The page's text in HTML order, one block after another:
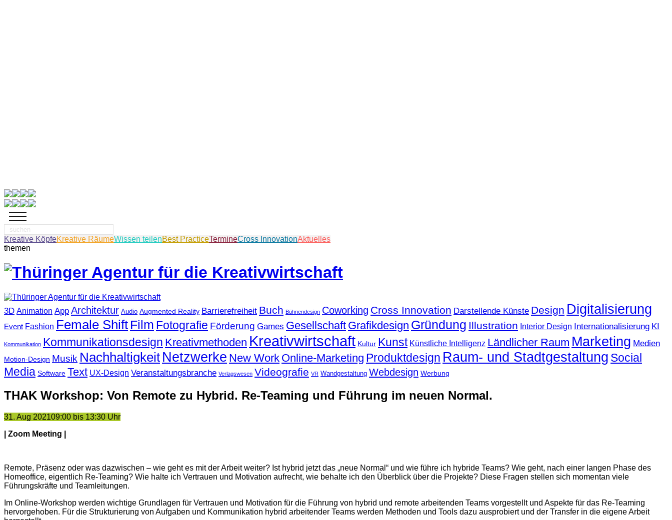
Suche
nach:
Kreative KöpfeKreative RäumeWissen teilenBest PracticeTermineCross InnovationAktuelles
themen
3D Animation App Architektur Audio Augmented Reality Barrierefreiheit Buch Bühnendesign Coworking Cross Innovation Darstellende Künste Design Digitalisierung
Event Fashion Female Shift Film Fotografie Förderung Games Gesellschaft Grafikdesign Gründung Illustration Interior Design Internationalisierung KI
Kommunikation Kommunikationsdesign Kreativmethoden Kreativwirtschaft Kultur Kunst Künstliche Intelligenz Ländlicher Raum Marketing Medien
Motion-Design Musik Nachhaltigkeit Netzwerke New Work Online-Marketing Produktdesign Raum- und Stadtgestaltung Social
Media Software Text UX-Design Veranstaltungsbranche Verlagswesen Videografie VR Wandgestaltung Webdesign Werbung
THAK Workshop: Von Remote zu Hybrid. Re-Teaming und Führung im neuen Normal.
31. Aug 202109:00 bis 13:30 Uhr
| Zoom Meeting |
Remote, Präsenz oder was dazwischen – wie geht es mit der Arbeit weiter? Ist hybrid jetzt das „neue Normal“ und wie führe ich hybride Teams? Wie geht, nach einer langen Phase des
Homeoffice, eigentlich Re-Teaming? Wie halte ich Vertrauen und Motivation aufrecht, wie behalte ich den Überblick über die Projekte? Diese Fragen stellen sich momentan viele
Führungskräfte und Teamleitungen.
Im Online-Workshop werden wichtige Grundlagen für Vertrauen und Motivation für die Führung von hybrid und remote arbeitenden Teams vorgestellt und Aspekte für das Re-Teaming
hervorgehoben. Für die Strukturierung von Aufgaben und Kommunikation hybrid arbeitender Teams werden Methoden und Tools dazu ausprobiert und der Transfer in die eigene Arbeit